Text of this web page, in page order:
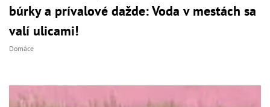
búrky a prívalové dažde: Voda v mestách sa
valí ulicami!
Domáce